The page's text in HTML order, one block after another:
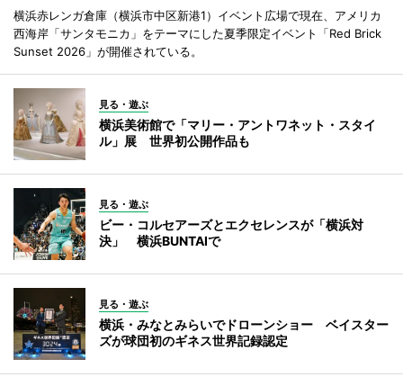
横浜赤レンガ倉庫（横浜市中区新港1）イベント広場で現在、アメリカ
西海岸「サンタモニカ」をテーマにした夏季限定イベント「Red Brick
Sunset 2026」が開催されている。
見る・遊ぶ
横浜美術館で「マリー・アントワネット・スタイ
ル」展 世界初公開作品も
見る・遊ぶ
ビー・コルセアーズとエクセレンスが「横浜対
決」 横浜BUNTAIで
見る・遊ぶ
横浜・みなとみらいでドローンショー ベイスター
ズが球団初のギネス世界記録認定